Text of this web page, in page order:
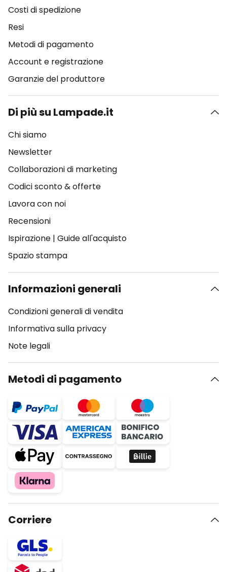
Costi di spedizione
Resi
Metodi di pagamento
Account e registrazione
Garanzie del produttore
Di più su Lampade.it
Chi siamo
Newsletter
Collaborazioni di marketing
Codici sconto & offerte
Lavora con noi
Recensioni
Ispirazione | Guide all'acquisto
Spazio stampa
Informazioni generali
Condizioni generali di vendita
Informativa sulla privacy
Note legali
Metodi di pagamento
Corriere